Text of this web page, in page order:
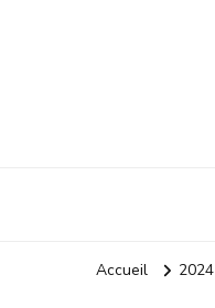
Accueil 2024